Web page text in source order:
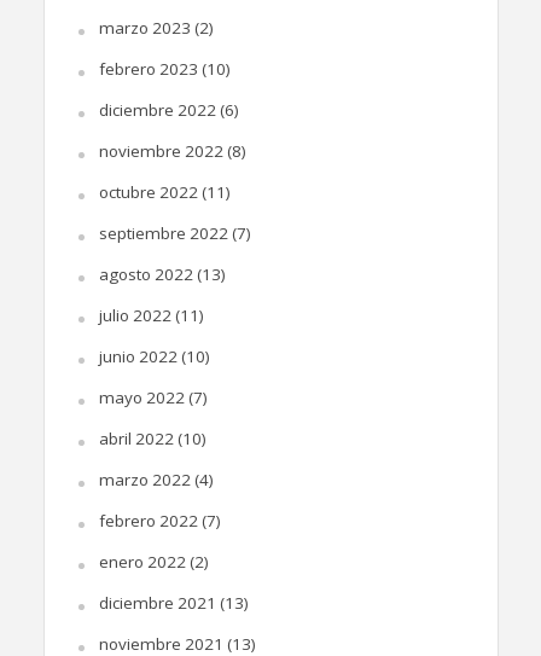
marzo 2023 (2)
febrero 2023 (10)
diciembre 2022(6)
noviembre 2022(8)
octubre 2022(11)
septiembre 2022(7)
agosto 2022(13)
julio 2022(11)
junio 2022(10)
mayo 2022(7)
abril 2022(10)
marzo 2022(4)
febrero 2022(7)
enero 2022(2)
diciembre 2021 (13)
noviembre 2021 (13)